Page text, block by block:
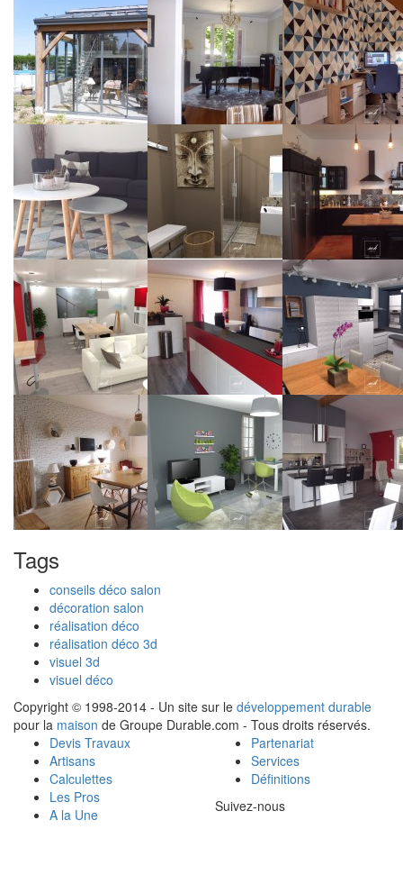
Tags
conseils déco salon
décoration salon
réalisation déco
réalisation déco 3d
visuel 3d
visuel déco
Copyright © 1998-2014 - Un site sur le développement durable
pour la maison de Groupe Durable.com - Tous droits réservés.
Devis Travaux
Artisans
Calculettes
Les Pros
A la Une
Partenariat
Services
Définitions
Suivez-nous